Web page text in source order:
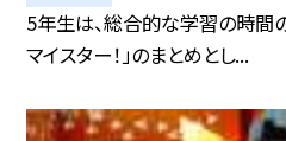
5年生は、総合的な学習の時間
マイスター！」のまとめとし...